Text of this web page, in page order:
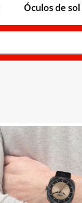
Óculos de sol